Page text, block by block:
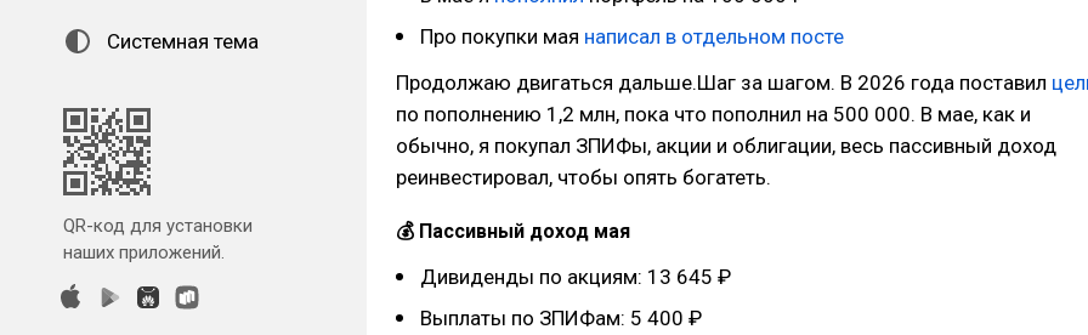
Системная тема
QR-код для установки
наших приложений.
Про покупки мая написал в отдельном посте
Продолжаю двигаться дальше.Шаг за шагом. В 2026 года поставил
по пополнению 1,2 млн, пока что пополнил на 500 000. В мае, как и
обычно, я покупал ЗПИФы, акции и облигации, весь пассивный доход
реинвестировал, чтобы опять богатеть.
💰 Пассивный доход мая
Дивиденды по акциям: 13 645 ₽
Выплаты по ЗПИФам: 5 400 ₽